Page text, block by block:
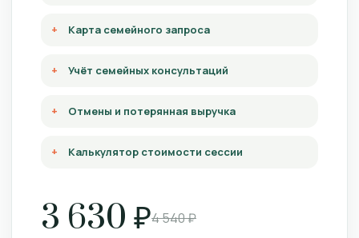
Карта семейного запроса
Учёт семейных консультаций
Отмены и потерянная выручка
Калькулятор стоимости сессии
3 630 ₽4 540 ₽